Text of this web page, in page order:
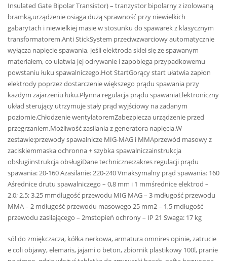
Insulated Gate Bipolar Transistor) – tranzystor bipolarny z izolowaną
bramką,urządzenie osiąga dużą sprawność przy niewielkich
gabarytach i niewielkiej masie w stosunku do spawarek z klasycznym
transformatorem.Anti StickSystem przeciwzwarciowy automatycznie
wyłącza napięcie spawania, jeśli elektroda sklei się ze spawanym
materiałem, co ułatwia jej odrywanie i zapobiega przypadkowemu
powstaniu łuku spawalniczego.Hot StartGorący start ułatwia zapłon
elektrody poprzez dostarczenie większego prądu spawania przy
każdym zajarzeniu łuku.Płynna regulacja prądu spawaniaElektroniczny
układ sterujący utrzymuje stały prąd wyjściowy na zadanym
poziomie.Chłodzenie wentylatoremZabezpiecza urządzenie przed
przegrzaniem.Możliwość zasilania z generatora napięcia.W
zestawie:przewody spawalnicze MIG-MAG i MMAprzewód masowy z
zaciskiemmaska ochronna + szybka spawalniczainstrukcja
obsługiinstrukcja obsługiDane techniczne:zakres regulacji prądu
spawania: 20-160 Azasilanie: 220-240 Vmaksymalny prąd spawania: 160
Aśrednice drutu spawalniczego – 0,8 mm i 1 mmśrednice elektrod –
2.0; 2.5; 3.25 mmdługość przewodu MIG MAG – 3 mdługość przewodu
MMA – 2 mdługość przewodu masowego 25 mm2 – 1,5 mdługość
przewodu zasilającego – 2mstopień ochrony – IP 21 Swaga: 17 kg
sól do zmiękczacza, kółka nerkowa, armatura omnires opinie, zatrucie
e coli objawy, elemaris, jajami o beton, zbiornik plastikowy 100l, pranie